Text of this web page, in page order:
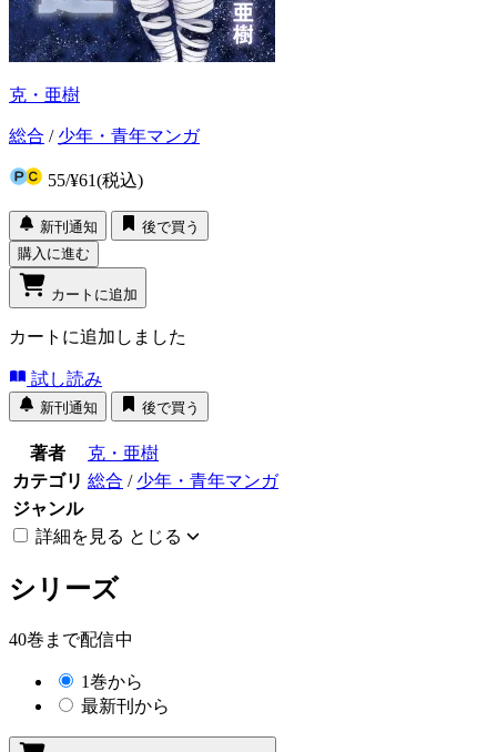
克・亜樹
総合 / 少年・青年マンガ
55/¥61(税込)
新刊通知
後で買う
購入に進む
カートに追加
カートに追加しました
試し読み
新刊通知 後で買う
著者
克・亜樹
カテゴリ 総合 / 少年・青年マンガ
ジャンル
詳細を見る とじる
シリーズ
40巻まで配信中
1巻から
最新刊から